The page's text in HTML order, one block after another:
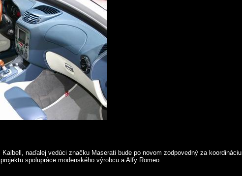
Kalbell, naďalej vedúci značku Maserati bude po novom zodpovedný za koordináciu
projektu spolupráce modenského výrobcu a Alfy Romeo.